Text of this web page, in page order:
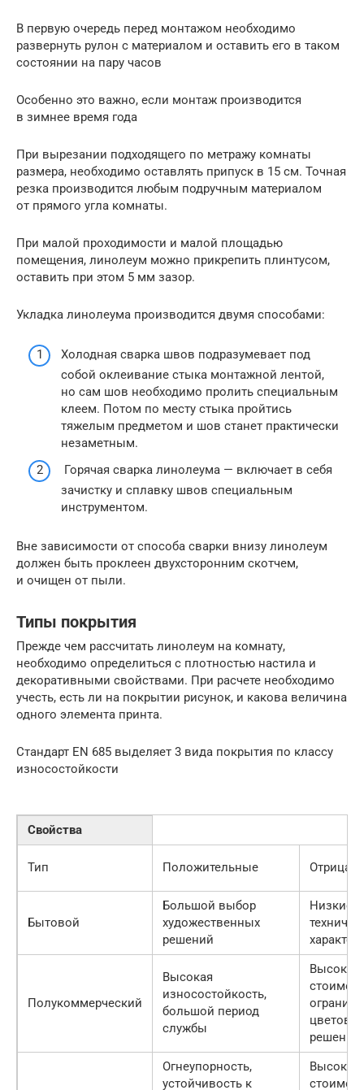
В первую очередь перед монтажом необходимо
развернуть рулон с материалом и оставить его в таком
состоянии на пару часов
Особенно это важно, если монтаж производится
в зимнее время года
При вырезании подходящего по метражу комнаты
размера, необходимо оставлять припуск в 15 см. Точная
резка производится любым подручным материалом
от прямого угла комнаты.
При малой проходимости и малой площадью
помещения, линолеум можно прикрепить плинтусом,
оставить при этом 5 мм зазор.
Укладка линолеума производится двумя способами:
Холодная сварка швов подразумевает под
собой оклеивание стыка монтажной лентой,
но сам шов необходимо пролить специальным
клеем. Потом по месту стыка пройтись
тяжелым предметом и шов станет практически
незаметным.
Горячая сварка линолеума — включает в себя
зачистку и сплавку швов специальным
инструментом.
Вне зависимости от способа сварки внизу линолеум
должен быть проклеен двухсторонним скотчем,
и очищен от пыли.
Типы покрытия
Прежде чем рассчитать линолеум на комнату,
необходимо определиться с плотностью настила и
декоративными свойствами. При расчете необходимо
учесть, есть ли на покрытии рисунок, и какова величина
одного элемента принта.
Стандарт EN 685 выделяет 3 вида покрытия по классу
износостойкости
Свойства
Тип Положительные
Бытовой
Большой выбор
художественных
решений
Низкие
Полукоммерческий
Высокая
износостойкость,
большой период
службы
Высокая
Огнеупорность,
устойчивость к
Высокая